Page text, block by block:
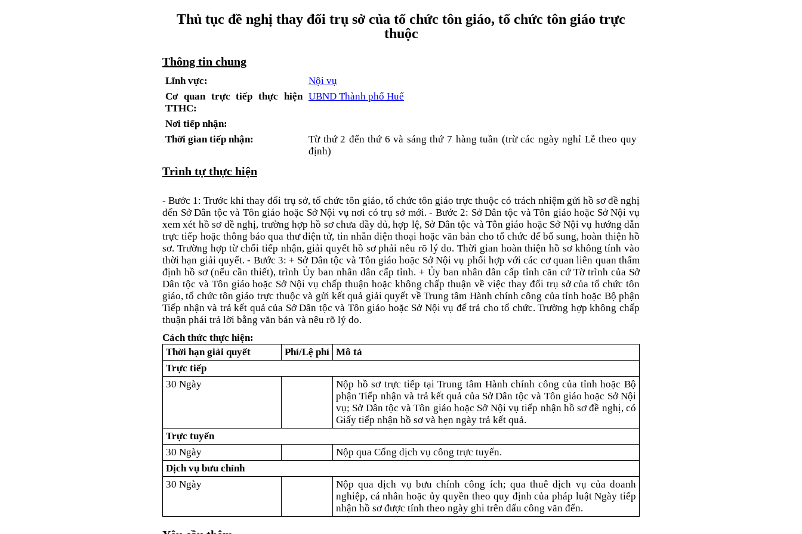
Thủ tục đề nghị thay đổi trụ sở của tổ chức tôn giáo, tổ chức tôn giáo trực
thuộc
Thông tin chung
Lĩnh vực:
Nội vụ
Cơ quan trực tiếp thực hiện
TTHC:
UBND Thành phố Huế
Nơi tiếp nhận:
Thời gian tiếp nhận:
Từ thứ 2 đến thứ 6 và sáng thứ 7 hàng tuần (trừ các ngày nghỉ Lễ theo quy
định)
Trình tự thực hiện
- Bước 1: Trước khi thay đổi trụ sở, tổ chức tôn giáo, tổ chức tôn giáo trực thuộc có trách nhiệm gửi hồ sơ đề nghị
đến Sở Dân tộc và Tôn giáo hoặc Sở Nội vụ nơi có trụ sở mới. - Bước 2: Sở Dân tộc và Tôn giáo hoặc Sở Nội vụ
xem xét hồ sơ đề nghị, trường hợp hồ sơ chưa đầy đủ, hợp lệ, Sở Dân tộc và Tôn giáo hoặc Sở Nội vụ hướng dẫn
trực tiếp hoặc thông báo qua thư điện tử, tin nhắn điện thoại hoặc văn bản cho tổ chức để bổ sung, hoàn thiện hồ
sơ. Trường hợp từ chối tiếp nhận, giải quyết hồ sơ phải nêu rõ lý do. Thời gian hoàn thiện hồ sơ không tính vào
thời hạn giải quyết. - Bước 3: + Sở Dân tộc và Tôn giáo hoặc Sở Nội vụ phối hợp với các cơ quan liên quan thẩm
định hồ sơ (nếu cần thiết), trình Ủy ban nhân dân cấp tỉnh. + Ủy ban nhân dân cấp tỉnh căn cứ Tờ trình của Sở
Dân tộc và Tôn giáo hoặc Sở Nội vụ chấp thuận hoặc không chấp thuận về việc thay đổi trụ sở của tổ chức tôn
giáo, tổ chức tôn giáo trực thuộc và gửi kết quả giải quyết về Trung tâm Hành chính công của tỉnh hoặc Bộ phận
Tiếp nhận và trả kết quả của Sở Dân tộc và Tôn giáo hoặc Sở Nội vụ để trả cho tổ chức. Trường hợp không chấp
thuận phải trả lời bằng văn bản và nêu rõ lý do.
Cách thức thực hiện:
Thời hạn giải quyết
Phí/Lệ phí Mô tả
Trực tiếp
30 Ngày
Nộp hồ sơ trực tiếp tại Trung tâm Hành chính công của tỉnh hoặc Bộ
phận Tiếp nhận và trả kết quả của Sở Dân tộc và Tôn giáo hoặc Sở Nội
vụ; Sở Dân tộc và Tôn giáo hoặc Sở Nội vụ tiếp nhận hồ sơ đề nghị, có
Giấy tiếp nhận hồ sơ và hẹn ngày trả kết quả.
Trực tuyến
30 Ngày
Nộp qua Cổng dịch vụ công trực tuyến.
Dịch vụ bưu chính
30 Ngày
Nộp qua dịch vụ bưu chính công ích; qua thuê dịch vụ của doanh
nghiệp, cá nhân hoặc ủy quyền theo quy định của pháp luật Ngày tiếp
nhận hồ sơ được tính theo ngày ghi trên dấu công văn đến.